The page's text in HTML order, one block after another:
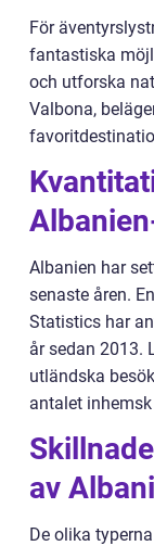
För
fantastiska
och utforska
Valbona,
Albanien har
senaste åren.
Statistics har
år sedan 2013.
utländska
antalet
av
De olika